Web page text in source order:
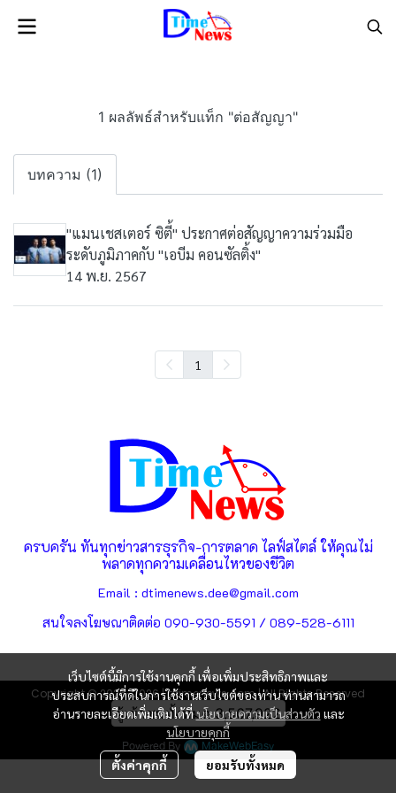
1 ผลลัพธ์สำหรับแท็ก "ต่อสัญญา"
บทความ (1)
"แมนเชสเตอร์ ซิตี้" ประกาศต่อสัญญาความร่วมมือ
ระดับภูมิภาคกับ "เอบีม คอนซัลติ้ง"
14 พ.ย. 2567
1
เว็บไซต์นี้มีการใช้งานคุกกี้ เพื่อเพิ่มประสิทธิภาพและ
ประสบการณ์ที่ดีในการใช้งานเว็บไซต์ของท่าน ท่านสามารถ
อ่านรายละเอียดเพิ่มเติมได้ที่นโยบายความเป็นส่วนตัว และ
นโยบายคุกกี้
ตั้งค่าคุกกี้ ยอมรับทั้งหมด
ครบครัน ทันทุกข่าวสารธุรกิจ-การตลาด ไลฟ์สไตล์ ให้คุณไม่
พลาดทุกความเคลื่อนไหวของชีวิต
Email : dtimenews.dee@gmail.com
สนใจลงโฆษณาติดต่อ 090-930-5591 / 089-528-6111
Copyright © 2025-2026 | dtimenews.com | All Rights Reserved
ผู้เข้าชมทั้งหมด3,567,922
Powered By MakeWebEasy